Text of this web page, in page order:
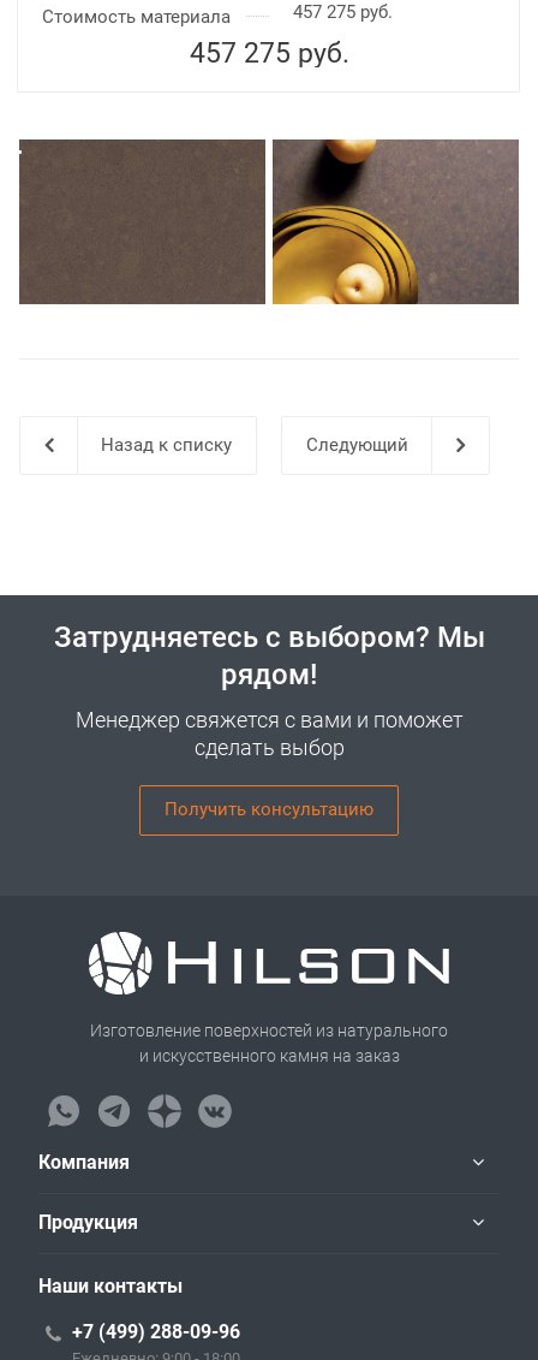
Стоимость материала
457 275 руб.
457 275 руб.
Назад к списку
Затрудняетесь с выбором? Мы
рядом!
Менеджер свяжется с вами и поможет
сделать выбор
Получить консультацию
Изготовление поверхностей из натурального
и искусственного камня на заказ
Компания
Продукция
Наши контакты
+7 (499) 288-09-96